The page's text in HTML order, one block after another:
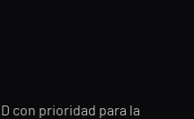
con prioridad para la